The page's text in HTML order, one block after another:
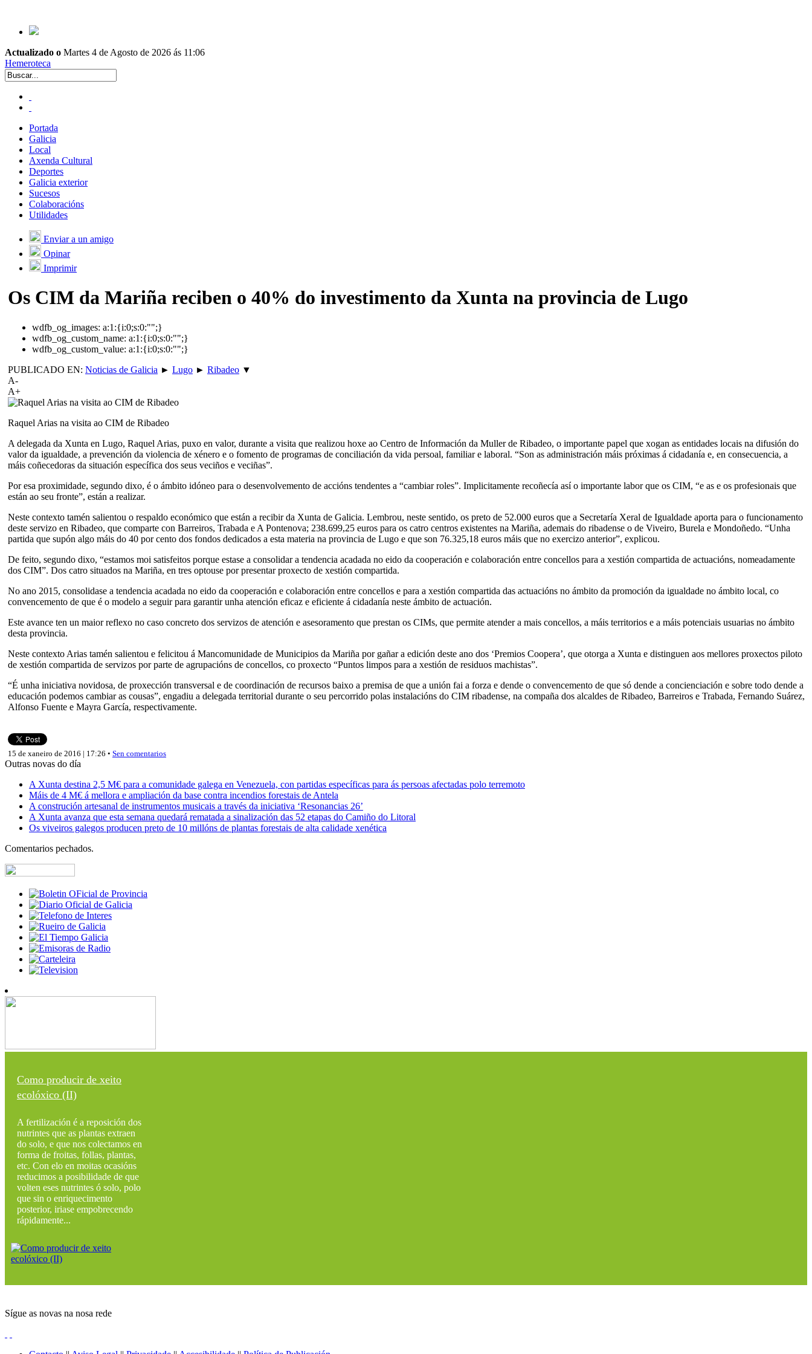
Actualizado o Martes 4 de Agosto de 2026 ás 11:06
Hemeroteca
Portada
Galicia
Local
Axenda Cultural
Deportes
Galicia exterior
Sucesos
Colaboracións
Utilidades
Enviar a un amigo
Opinar
Imprimir
Os CIM da Mariña reciben o 40% do investimento da Xunta na provincia de Lugo
wdfb_og_images: a:1:{i:0;s:0:"";}
wdfb_og_custom_name: a:1:{i:0;s:0:"";}
wdfb_og_custom_value: a:1:{i:0;s:0:"";}
PUBLICADO EN: Noticias de Galicia ► Lugo ► Ribadeo ▼
A-
A+
Raquel Arias na visita ao CIM de Ribadeo
A delegada da Xunta en Lugo, Raquel Arias, puxo en valor, durante a visita que realizou hoxe ao Centro de Información da Muller de Ribadeo, o importante papel que xogan as entidades locais na difusión do
valor da igualdade, a prevención da violencia de xénero e o fomento de programas de conciliación da vida persoal, familiar e laboral. “Son as administración máis próximas á cidadanía e, en consecuencia, a
máis coñecedoras da situación específica dos seus veciños e veciñas”.
Por esa proximidade, segundo dixo, é o ámbito idóneo para o desenvolvemento de accións tendentes a “cambiar roles”. Implicitamente recoñecía así o importante labor que os CIM, “e as e os profesionais que
están ao seu fronte”, están a realizar.
Neste contexto tamén salientou o respaldo económico que están a recibir da Xunta de Galicia. Lembrou, neste sentido, os preto de 52.000 euros que a Secretaría Xeral de Igualdade aporta para o funcionamento
deste servizo en Ribadeo, que comparte con Barreiros, Trabada e A Pontenova; 238.699,25 euros para os catro centros existentes na Mariña, ademais do ribadense o de Viveiro, Burela e Mondoñedo. “Unha
partida que supón algo máis do 40 por cento dos fondos dedicados a esta materia na provincia de Lugo e que son 76.325,18 euros máis que no exercizo anterior”, explicou.
De feito, segundo dixo, “estamos moi satisfeitos porque estase a consolidar a tendencia acadada no eido da cooperación e colaboración entre concellos para a xestión compartida de actuacións, nomeadamente
dos CIM”. Dos catro situados na Mariña, en tres optouse por presentar proxecto de xestión compartida.
No ano 2015, consolidase a tendencia acadada no eido da cooperación e colaboración entre concellos e para a xestión compartida das actuacións no ámbito da promoción da igualdade no ámbito local, co
convencemento de que é o modelo a seguir para garantir unha atención eficaz e eficiente á cidadanía neste ámbito de actuación.
Este avance ten un maior reflexo no caso concreto dos servizos de atención e asesoramento que prestan os CIMs, que permite atender a mais concellos, a máis territorios e a máis potenciais usuarias no ámbito
desta provincia.
Neste contexto Arias tamén salientou e felicitou á Mancomunidade de Municipios da Mariña por gañar a edición deste ano dos ‘Premios Coopera’, que otorga a Xunta e distinguen aos mellores proxectos piloto
de xestión compartida de servizos por parte de agrupacións de concellos, co proxecto “Puntos limpos para a xestión de residuos machistas”.
“É unha iniciativa novidosa, de proxección transversal e de coordinación de recursos baixo a premisa de que a unión fai a forza e dende o convencemento de que só dende a concienciación e sobre todo dende a
educación podemos cambiar as cousas”, engadiu a delegada territorial durante o seu percorrido polas instalacións do CIM ribadense, na compaña dos alcaldes de Ribadeo, Barreiros e Trabada, Fernando Suárez,
Alfonso Fuente e Mayra García, respectivamente.
15 de xaneiro de 2016 | 17:26 • Sen comentarios
Outras novas do día
A Xunta destina 2,5 M€ para a comunidade galega en Venezuela, con partidas específicas para ás persoas afectadas polo terremoto
Máis de 4 M€ á mellora e ampliación da base contra incendios forestais de Antela
A construción artesanal de instrumentos musicais a través da iniciativa ‘Resonancias 26’
A Xunta avanza que esta semana quedará rematada a sinalización das 52 etapas do Camiño do Litoral
Os viveiros galegos producen preto de 10 millóns de plantas forestais de alta calidade xenética
Comentarios pechados.
Como producir de xeito
ecolóxico (II)
A fertilización é a reposición dos
nutrintes que as plantas extraen
do solo, e que nos colectamos en
forma de froitas, follas, plantas,
etc. Con elo en moitas ocasións
reducimos a posibilidade de que
volten eses nutrintes ó solo, polo
que sin o enriquecimento
posterior, iriase empobrecendo
rápidamente...
Sígue as novas na nosa rede